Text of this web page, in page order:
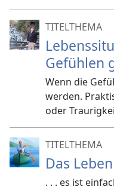
TITELTHEMA
Gefühlen
Wenn die
werden.
oder
TITELTHEMA
Das
. . . es ist